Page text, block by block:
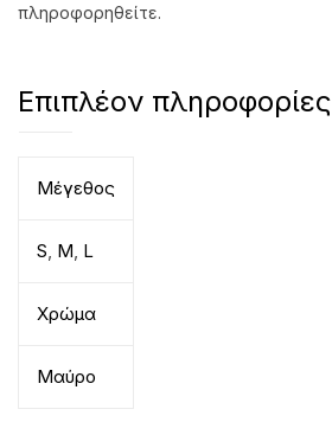
πληροφορηθείτε.
Επιπλέον πληροφορίες
Μέγεθος
S M L
Χρώμα
Μαύρο